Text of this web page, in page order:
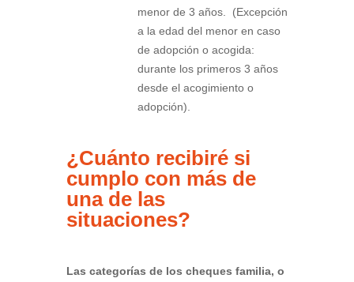
menor de 3 años. (Excepción
a la edad del menor en caso
de adopción o acogida:
durante los primeros 3 años
desde el acogimiento o
adopción).
¿Cuánto recibiré si
cumplo con más de
una de las
situaciones?
Las categorías de los cheques familia, o